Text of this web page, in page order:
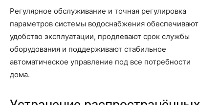
Регулярное обслуживание и точная регулировка
параметров системы водоснабжения обеспечивают
удобство эксплуатации, продлевают срок службы
оборудования и поддерживают стабильное
автоматическое управление под все потребности
дома.